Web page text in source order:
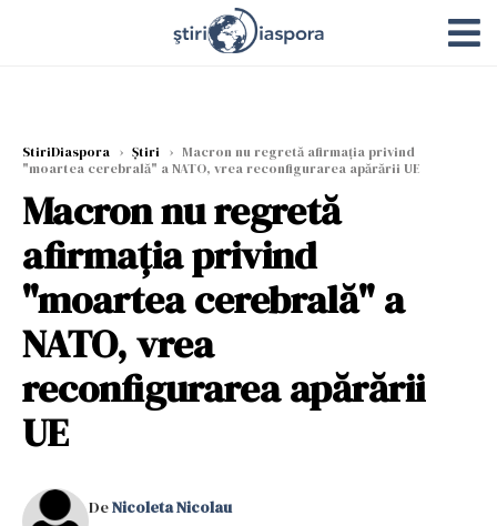
StiriDiaspora › Știri › Macron nu regretă afirmaţia privind
"moartea cerebrală" a NATO, vrea reconfigurarea apărării UE
Macron nu regretă
afirmaţia privind
"moartea cerebrală" a
NATO, vrea
reconfigurarea apărării
UE
DeNicoleta Nicolau